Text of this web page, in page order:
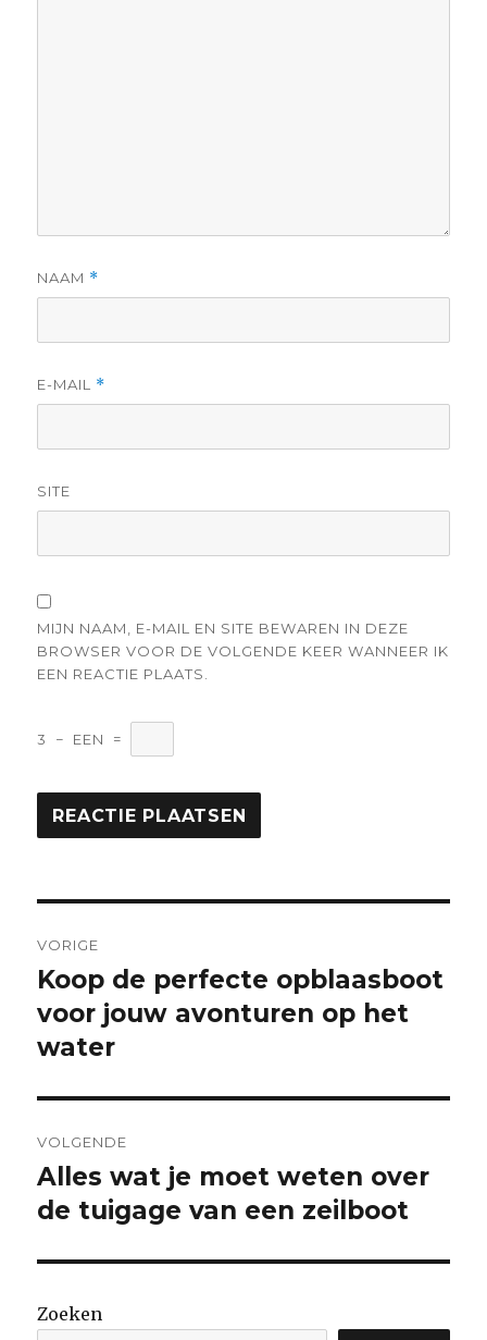
NAAM *
E-MAIL *
SITE
MIJN NAAM, E-MAIL EN SITE BEWAREN IN DEZE
BROWSER VOOR DE VOLGENDE KEER WANNEER IK
EEN REACTIE PLAATS.
3 − EEN =
VORIGE
Vorige
bericht:
Koop de perfecte opblaasboot
voor jouw avonturen op het
water
VOLGENDE
Volgende
bericht:
Alles wat je moet weten over
de tuigage van een zeilboot
Zoeken